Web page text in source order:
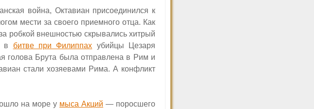
война, Октавиан присоединился к
мести за своего приемного отца. Как
робкой внешностью скрывались хитрый
в битве при Филиппах убийцы Цезаря
голова Брута была отправлена в Рим и
стали хозяевами Рима. А конфликт
на море у мыса Акций — поросшего